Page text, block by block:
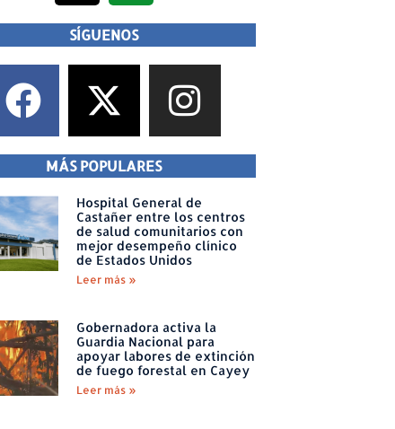
SÍGUENOS
MÁS POPULARES
Hospital General de
Castañer entre los centros
de salud comunitarios con
mejor desempeño clínico
de Estados Unidos
Leer más »
Gobernadora activa la
Guardia Nacional para
apoyar labores de extinción
de fuego forestal en Cayey
Leer más »